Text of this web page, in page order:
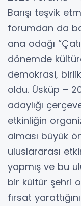
Barışı teşvik
forumdan da
ana odağı
dönemde
demokrasi,
oldu. Üsküp –
adaylığı
etkinliğin
alması büyük
uluslararası
yapmış ve bu
bir kültür şehri
fırsat